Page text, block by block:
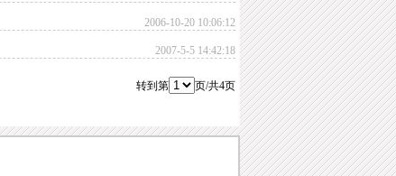
2006-10-20 10:06:12
2007-5-5 14:42:18
转到第 页/共4页